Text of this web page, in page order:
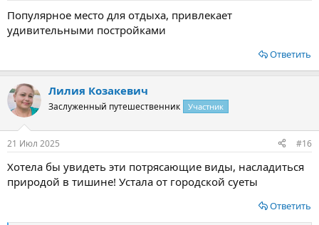
Популярное место для отдыха, привлекает
удивительными постройками
Ответить
Лилия Козакевич
Заслуженный путешественник Участник
21 Июл 2025 #16
Хотела бы увидеть эти потрясающие виды, насладиться
природой в тишине! Устала от городской суеты
Ответить